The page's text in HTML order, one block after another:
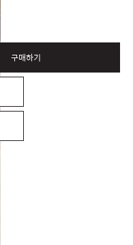
구매하기